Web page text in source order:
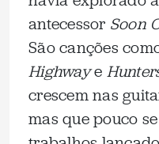
antecessor Soon
São canções
Highwaye
crescem nas
mas que pouco